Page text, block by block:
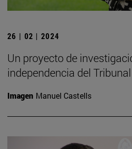
26 | 02 | 2024
Un proyecto de
independencia del
Imagen Manuel Castells